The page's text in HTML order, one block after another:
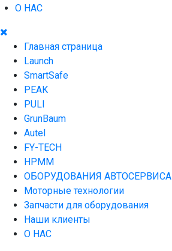
О НАС
Главная страница
Launch
SmartSafe
PEAK
PULI
GrunBaum
Autel
FY-TECH
HPMM
ОБОРУДОВАНИЯ АВТОСЕРВИСА
Моторные технологии
Запчасти для оборудования
Наши клиенты
О НАС